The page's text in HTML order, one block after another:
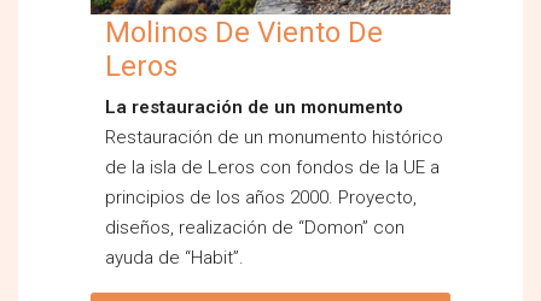
Molinos De Viento De
Leros
La restauración de un monumento
Restauración de un monumento histórico
de la isla de Leros con fondos de la UE a
principios de los años 2000. Proyecto,
diseños, realización de “Domon” con
ayuda de “Habit”.